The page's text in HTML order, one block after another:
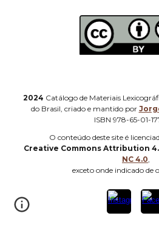
2024 Catálogo de Materiais
do Brasil, criado e mantido por
ISBN 978-65-01-
O conteúdo deste site é
Creative Commons Attribution
NC 4.0
exceto onde indicado de